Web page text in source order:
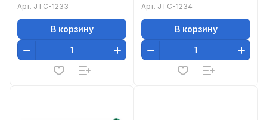
Арт. JTC-1233
В корзину
Арт. JTC-1234
В корзину